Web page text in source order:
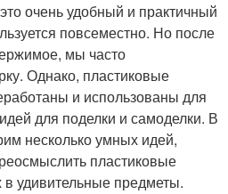
очень удобный и практичный
повсеместно. Но после
мы часто
Однако, пластиковые
и использованы для
для поделки и самоделки. В
несколько умных идей,
пластиковые
в удивительные предметы.